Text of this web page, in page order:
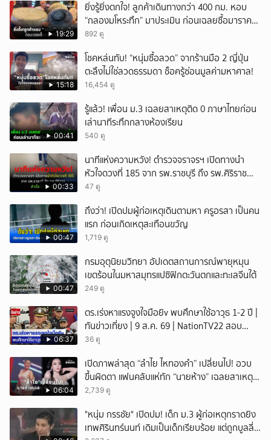
19:29
ยิ่งรู้ยิ่งตกใจ! ลูกค้าเดินทางกว่า 400 กม. หอบ
“กลองมโหระทึก” มาประเมิน ก่อนเฉลยซื้อมาราคา
เท่าไหร่?
892 ดู
15:18
โชคหล่นทับ! “หนุ่มซื้อลวด” จากร้านมือ 2 ญี่ปุ่น
ตะลึงไม่ใช่ลวดธรรมดา ช็อครู้ซ่อนมูลค่ามหาศาล!
16,454 ดู
00:41
รู้แล้ว! เพื่อน ม.3 เฉลยสาเหตุติด 0 ภาษาไทยก่อน
เล่านาทีระทึกกลางห้องเรียน
540 ดู
00:33
นาทีแห่งความหวัง! ตำรวจจราจรฯ เปิดทางนำ
หัวใจดวงที่ 185 จาก รพ.ราชบุรี ถึง รพ.ศิริราช
สำเร็จใน 48 นาที
47 ดู
00:47
ถึงว่า! เปิดปมผู้ก่อเหตุเดินตามหา ครูอรสา เป็นคน
แรก ก่อนเกิดเหตุสะเทือนขวัญ
1,719 ดู
00:47
กรมอุตุนิยมวิทยา อัปเดตสถานการณ์พายุหมุน
เขตร้อนในมหาสมุทรแปซิฟิกตะวันตกและทะเลจีนใต้
249 ดู
06:37
ตร.เร่งหาแรงจูงใจมือยิv พบศึกษาใช้อาวุธ 1-2 ปี |
ทันข่าวเที่ยง | 9 ส.ค. 69 | NationTV22 สอบ
พยานแล้ว 17 ปาก เร่งตรวจมือถือและหลักฐานที่
เพื่อน และสื่อโซเ
36 ดู
06:04
เปิดภาพล่าสุด “ลำไย ไหทองคำ” เปลี่ยนไป! อวบ
ขึ้นผิดตา แฟนคลับแห่ทัก “นายห้าง” เฉลยสาเหตุ
ชัด!
2,739 ดู
"หนุ่ม กรรชัย" เปิดปม! เด็ก ม.3 ผู้ก่อเหตุกราดยิง
เทพศิรินทร์นนท์ เดิมเป็นเด็กเรียบร้อย แต่ถูกบูลลี่